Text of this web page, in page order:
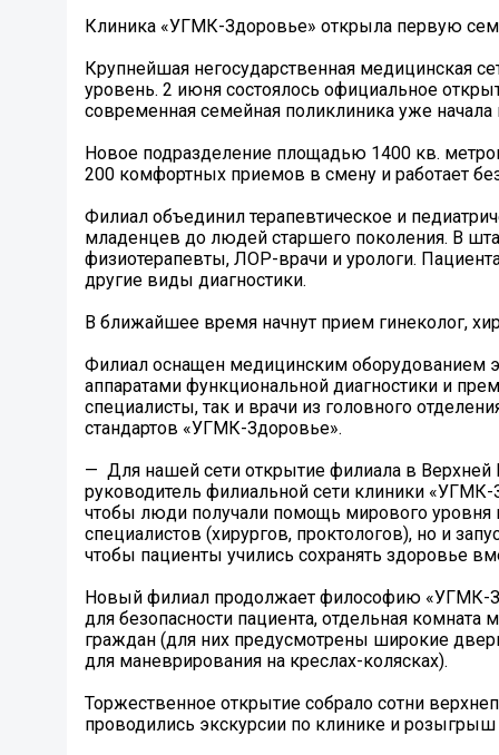
Клиника «УГМК-Здоровье» открыла первую
Крупнейшая негосударственная медицинская
уровень. 2 июня состоялось официальное
современная семейная поликлиника уже
Новое подразделение площадью 1400 кв.
200 комфортных приемов в смену и работает
Филиал объединил терапевтическое и
младенцев до людей старшего поколения. В
физиотерапевты, ЛОР-врачи и урологи.
другие виды диагностики.
В ближайшее время начнут прием гинеколог,
Филиал оснащен медицинским оборудованием
аппаратами функциональной диагностики и
специалисты, так и врачи из головного
стандартов «УГМК-Здоровье».
— Для нашей сети открытие филиала в
руководитель филиальной сети клиники
чтобы люди получали помощь мирового уровня
специалистов (хирургов, проктологов), но и
чтобы пациенты учились сохранять здоровье
Новый филиал продолжает философию «УГМК-
для безопасности пациента, отдельная
граждан (для них предусмотрены широкие
для маневрирования на креслах-колясках).
Торжественное открытие собрало сотни
проводились экскурсии по клинике и розыгрыш